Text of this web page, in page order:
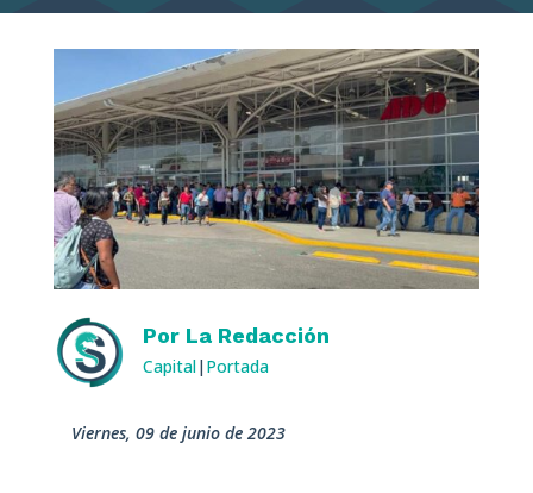
Por La Redacción
Capital| Portada
viernes, 09 de junio de 2023